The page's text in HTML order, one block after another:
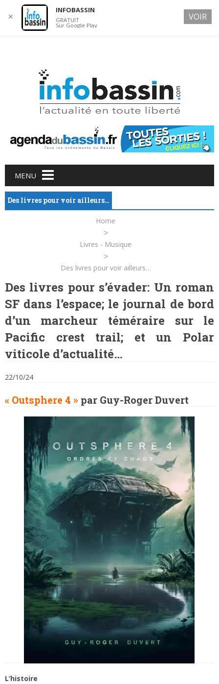
Main menu
content
MENU
Des livres pour voir ailleurs…
Home
>
Livres - Musique
>
Des livres pour voir ailleurs…
Des livres pour s’évader: Un roman
SF dans l’espace; le journal de bord
d’un marcheur téméraire sur le
Pacific crest trail; et un Polar
viticole d’actualité…
22/10/24
« Outsphere 4 » par Guy-Roger Duvert
L’histoire
✕
INFOBASSIN
GRATUIT
Sur Google Play
VOIR